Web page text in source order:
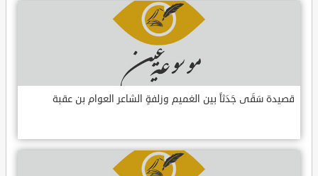
قصيدة سَقَى جَدَثاً بين الغميم وزلفةٍ الشاعر العوام بن عقبة